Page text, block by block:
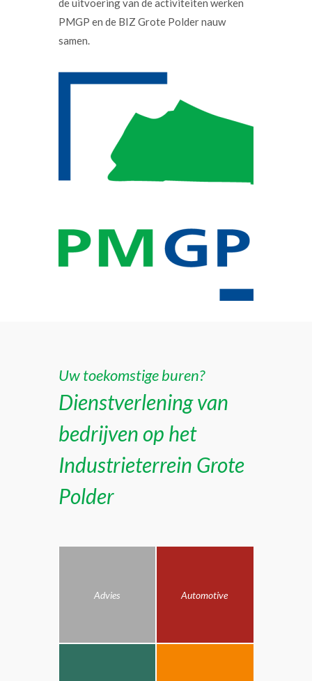
de uitvoering van de activiteiten werken
PMGP en de BIZ Grote Polder nauw
samen.
Uw toekomstige buren?
Dienstverlening van
bedrijven op het
Industrieterrein Grote
Polder
Advies Automotive